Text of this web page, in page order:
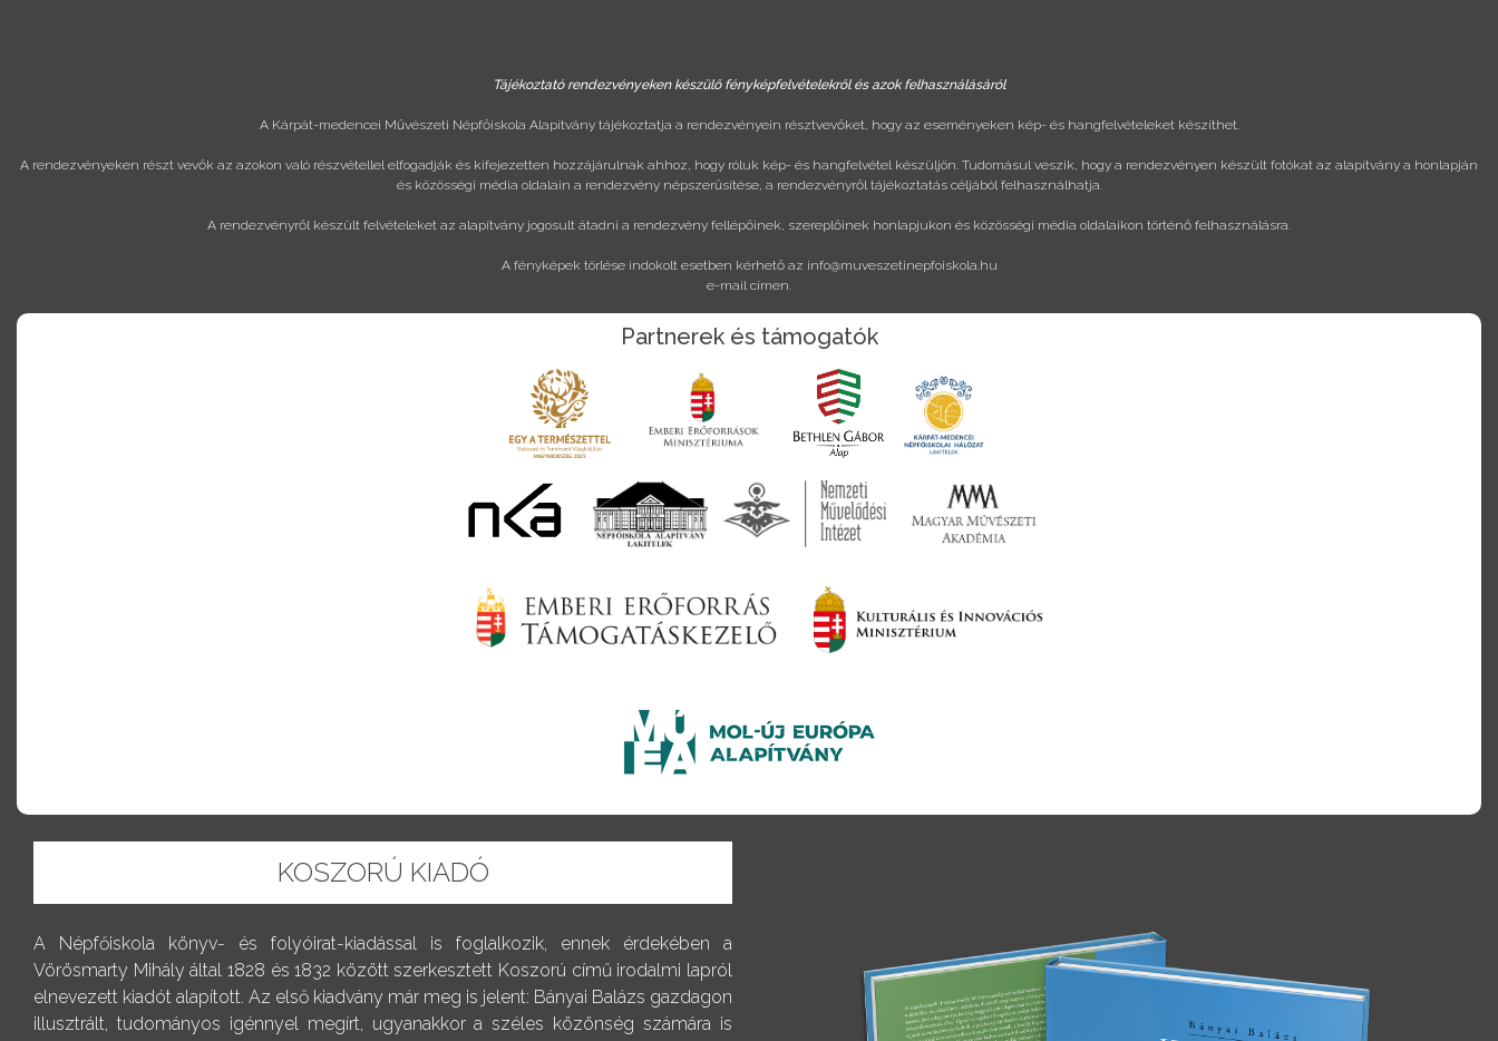
Tájékoztató rendezvényeken készülő fényképfelvételekről és azok felhasználásáról
A Kárpát-medencei Művészeti Népfőiskola Alapítvány tájékoztatja a rendezvényein résztvevőket, hogy az eseményeken kép- és hangfelvételeket készíthet.
A rendezvényeken részt vevők az azokon való részvétellel elfogadják és kifejezetten hozzájárulnak ahhoz, hogy róluk kép- és hangfelvétel készüljön. Tudomásul veszik, hogy a rendezvényen készült fotókat az alapítvány a honlapján
és közösségi média oldalain a rendezvény népszerűsítése, a rendezvényről tájékoztatás céljából felhasználhatja.
A rendezvényről készült felvételeket az alapítvány jogosult átadni a rendezvény fellépőinek, szereplőinek honlapjukon és közösségi média oldalaikon történő felhasználásra.
A fényképek törlése indokolt esetben kérhető az info@muveszetinepfoiskola.hu
e-mail címen.
Partnerek és támogatók
KOSZORÚ KIADÓ
A Népfőiskola könyv- és folyóirat-kiadással is foglalkozik, ennek érdekében a
Vörösmarty Mihály által 1828 és 1832 között szerkesztett Koszorú című irodalmi lapról
elnevezett kiadót alapított. Az első kiadvány már meg is jelent: Bányai Balázs gazdagon
illusztrált, tudományos igénnyel megírt, ugyanakkor a széles közönség számára is